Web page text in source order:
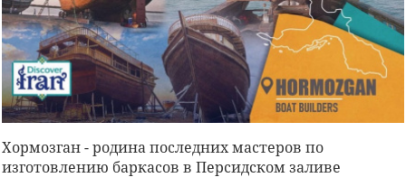
Хормозган - родина последних мастеров по
изготовлению баркасов в Персидском заливе